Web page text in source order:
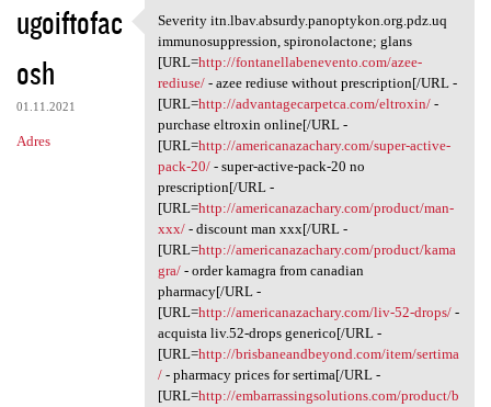
ugoiftofac
osh
01.11.2021
Adres
Severity itn.lbav.absurdy
Severity itn.lbav.absurdy.panoptykon.org.pdz.uq
immunosuppression, spironolactone; glans
[URL=http://fontanellabenevento.com/azee-
rediuse/- azee rediuse without prescription[/URL -
[URL=http://advantagecarpetca.com/eltroxin/-
purchase eltroxin online[/URL -
[URL=http://americanazachary.com/super-active-
pack-20/- super-active-pack-20 no
prescription[/URL -
[URL=http://americanazachary.com/product/man-
xxx/- discount man xxx[/URL -
[URL=http://americanazachary.com/product/kama
gra/- order kamagra from canadian
pharmacy[/URL -
[URL=http://americanazachary.com/liv-52-drops/-
acquista liv.52-drops generico[/URL -
[URL=http://brisbaneandbeyond.com/item/sertima
/- pharmacy prices for sertima[/URL -
[URL=http://embarrassingsolutions.com/product/b